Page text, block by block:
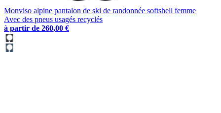
Monviso alpine pantalon de ski de randonnée softshell femme
Avec des pneus usagés recyclés
à partir de 260,00 €